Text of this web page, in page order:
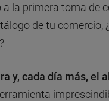
la primera toma de
de tu
y, cada día más, el